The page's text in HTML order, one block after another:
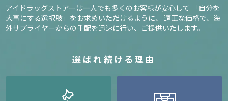
アイドラッグストアーは一人でも多くのお客様が安心して
「自分を
大事にする選択肢」をお求めいただけるように、
適正な価格で、海
外サプライヤーからの手配を迅速に行い、ご提供いたします。
選ばれ続ける理由